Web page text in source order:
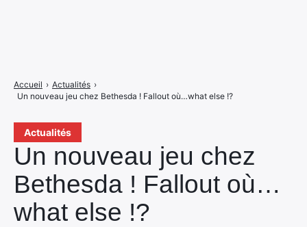
Actualités
Un nouveau jeu chez
Bethesda ! Fallout où…
what else !?
Accueil › Actualités ›
Un nouveau jeu chez Bethesda ! Fallout où…what else !?